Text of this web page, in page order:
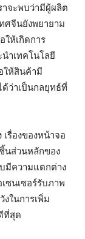
าจะพบว่ามีผู้ผลิต
ศจีนยังพยายาม
ห้เกิดการ
ำเทคโนโลยี
ให้สินค้ามี
ว่าเป็นกลยุทธ์ที่
เรื่องของหน้าจอ
นส่วนหลักของ
มีความแตกต่าง
ซนเซอร์รับภาพ
ในการเพิ่ม
ที่สุด